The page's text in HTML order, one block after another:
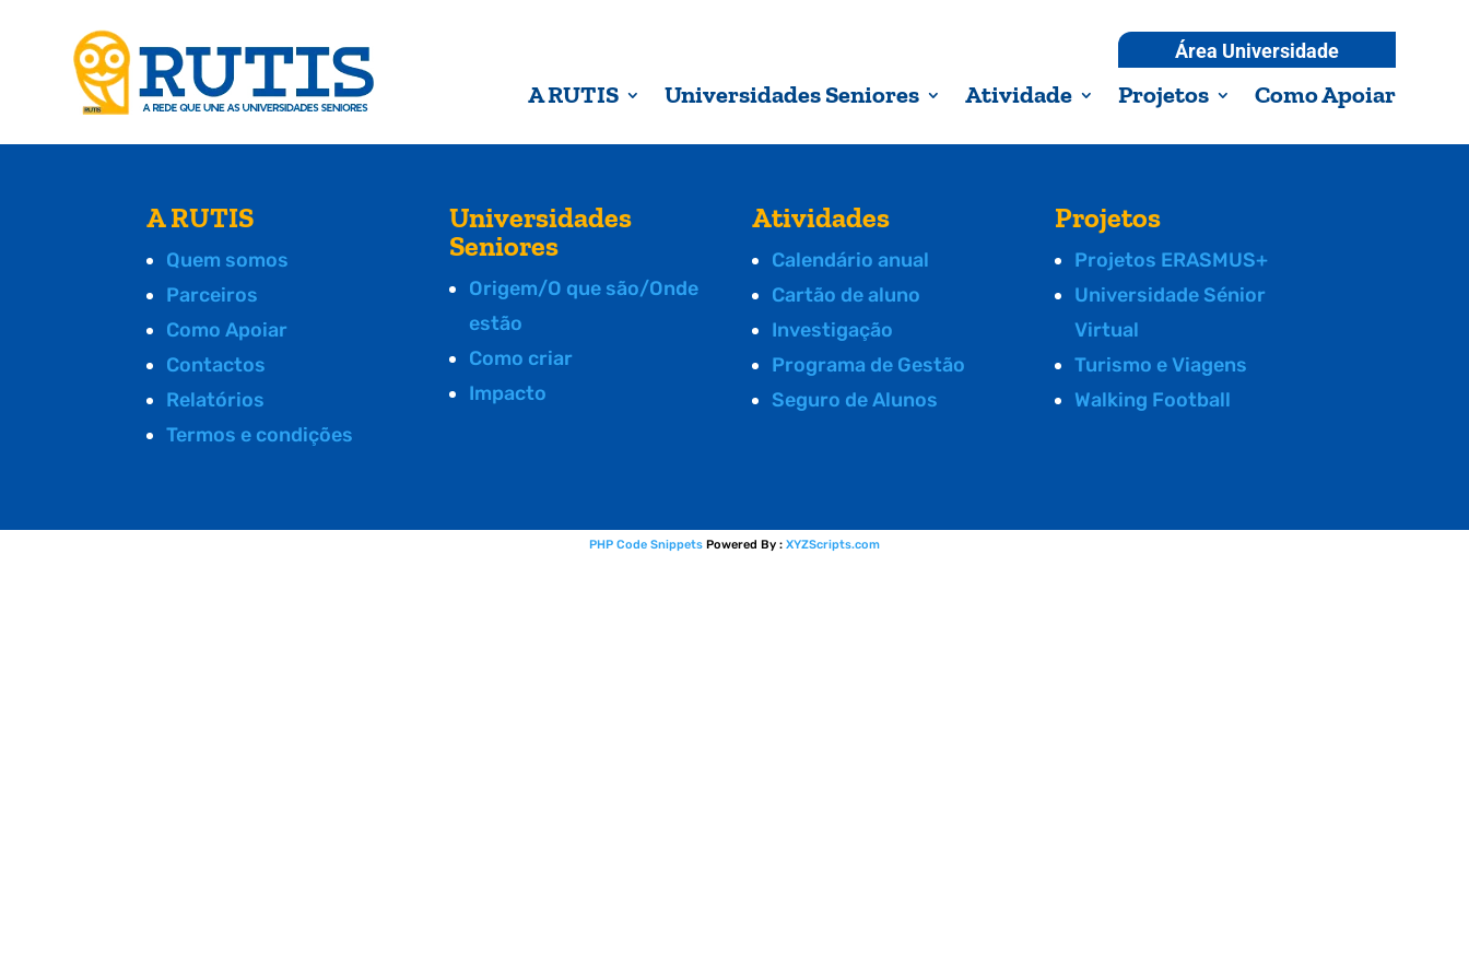
Área Universidade
A RUTIS Universidades Seniores Atividade Projetos Como Apoiar
A RUTIS
Quem somos
Parceiros
Como Apoiar
Contactos
Relatórios
Termos e condições
Universidades
Seniores
Origem/O que são/Onde
estão
Como criar
Impacto
Atividades
Calendário anual
Cartão de aluno
Investigação
Programa de Gestão
Seguro de Alunos
Projetos
Projetos ERASMUS+
Universidade Sénior
Virtual
Turismo e Viagens
Walking Football
PHP Code Snippets Powered By : XYZScripts.com